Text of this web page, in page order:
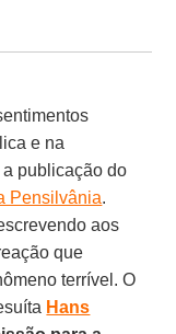
e na
publicação do
Pensilvânia.
aos
que
terrível. O
Hans